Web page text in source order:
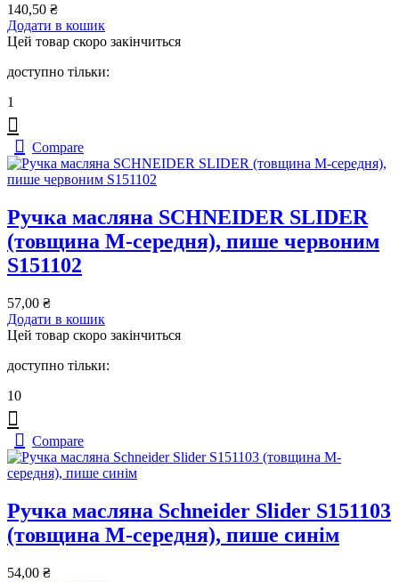
140,50 ₴
Додати в кошик
Цей товар скоро закінчиться
доступно тільки:
1
Compare
Ручка масляна SCHNEIDER SLIDER
(товщина М-середня), пише червоним
S151102
57,00 ₴
Додати в кошик
Цей товар скоро закінчиться
доступно тільки:
10
Compare
Ручка масляна Schneider Slider S151103
(товщина M-середня), пише синім
54,00 ₴